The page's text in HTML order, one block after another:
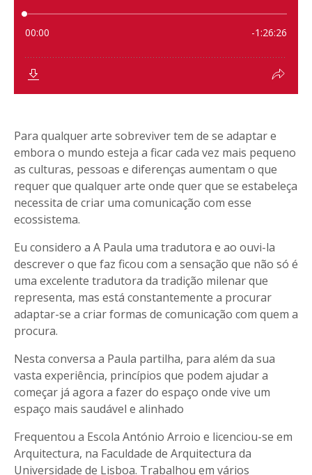
Para qualquer arte sobreviver tem de se adaptar e
embora o mundo esteja a ficar cada vez mais pequeno
as culturas, pessoas e diferenças aumentam o que
requer que qualquer arte onde quer que se estabeleça
necessita de criar uma comunicação com esse
ecossistema.
Eu considero a A Paula uma tradutora e ao ouvi-la
descrever o que faz ficou com a sensação que não só é
uma excelente tradutora da tradição milenar que
representa, mas está constantemente a procurar
adaptar-se a criar formas de comunicação com quem a
procura.
Nesta conversa a Paula partilha, para além da sua
vasta experiência, princípios que podem ajudar a
começar já agora a fazer do espaço onde vive um
espaço mais saudável e alinhado
Frequentou a Escola António Arroio e licenciou-se em
Arquitectura, na Faculdade de Arquitectura da
Universidade de Lisboa. Trabalhou em vários